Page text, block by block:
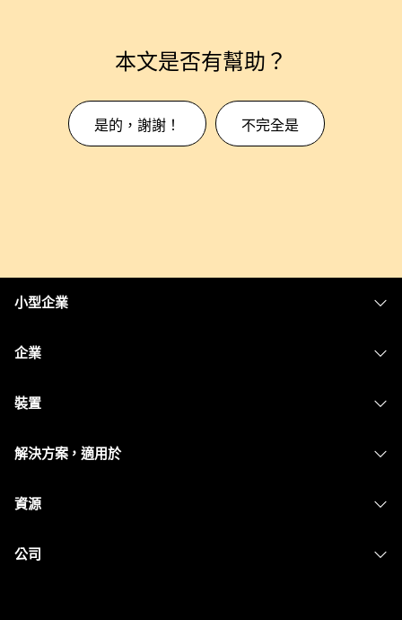
本文是否有幫助？
是的，謝謝！ 不完全是
小型企業
企業
裝置
解決方案，適用於
資源
公司